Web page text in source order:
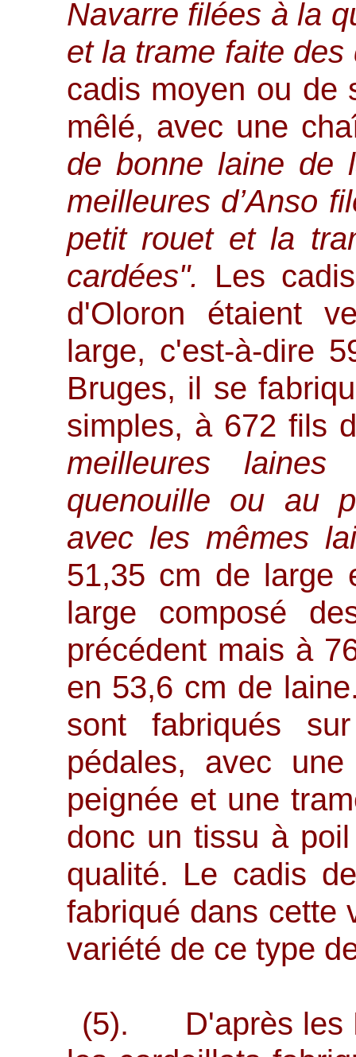
Navarre filées à la
et la trame faite
cadis moyen ou de
mêlé, avec une
de bonne laine de
meilleures d’Anso
petit rouet et la
cardées". Les
d'Oloron étaient
large, c'est-à-dire
Bruges, il se
simples, à 672 fils
meilleures
quenouille ou au
avec les mêmes
51,35 cm de large
large composé
précédent mais à
en 53,6 cm de
sont fabriqués
pédales, avec
peignée et une
donc un tissu à
qualité. Le cadis
fabriqué dans cette
variété de ce type
(5). D'après les